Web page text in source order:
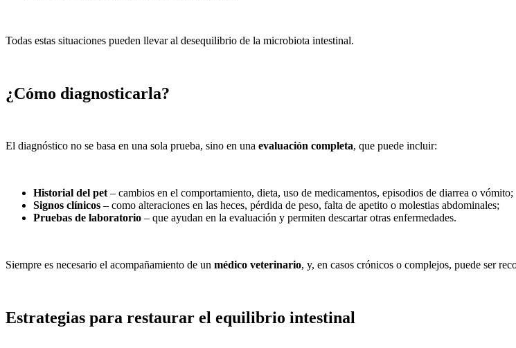
Todas estas situaciones pueden llevar al desequilibrio de la microbiota intestinal.
¿Cómo diagnosticarla?
El diagnóstico no se basa en una sola prueba, sino en una evaluación completa, que puede incluir:
Historial del pet– cambios en el comportamiento, dieta, uso de medicamentos, episodios de diarrea o vómito;
Signos clínicos – como alteraciones en las heces, pérdida de peso, falta de apetito o molestias abdominales;
Pruebas de laboratorio – que ayudan en la evaluación y permiten descartar otras enfermedades.
Siempre es necesario el acompañamiento de un médico veterinario, y, en casos crónicos o complejos, puede ser
Estrategias para restaurar el equilibrio intestinal